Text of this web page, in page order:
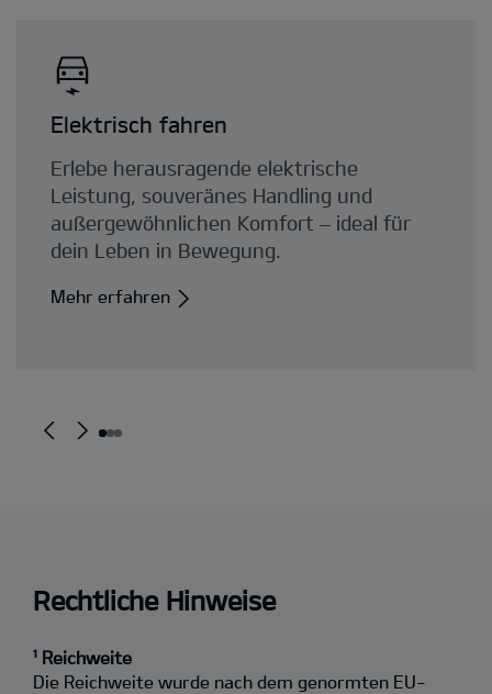
Rechtliche Hinweise
¹ Reichweite
Die Reichweite wurde nach dem genormten EU-